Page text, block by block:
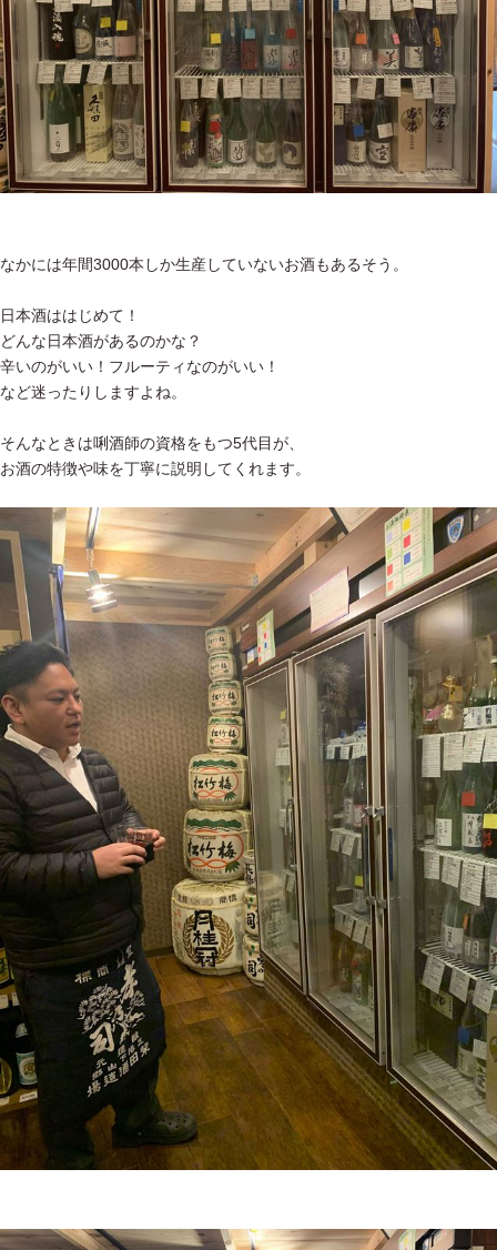
なかには年間3000本しか生産していないお酒もあるそう。
日本酒ははじめて！
どんな日本酒があるのかな？
辛いのがいい！フルーティなのがいい！
など迷ったりしますよね。
そんなときは唎酒師の資格をもつ5代目が、
お酒の特徴や味を丁寧に説明してくれます。